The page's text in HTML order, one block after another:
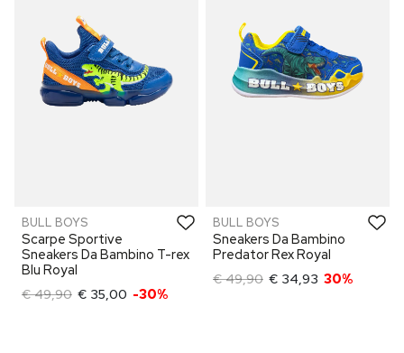
BULL BOYS
Scarpe Sportive
Sneakers Da Bambino T-rex
Blu Royal
€ 49,90 € 35,00 -30%
BULL BOYS
Sneakers Da Bambino
Predator Rex Royal
€ 49,90 € 34,93 30%